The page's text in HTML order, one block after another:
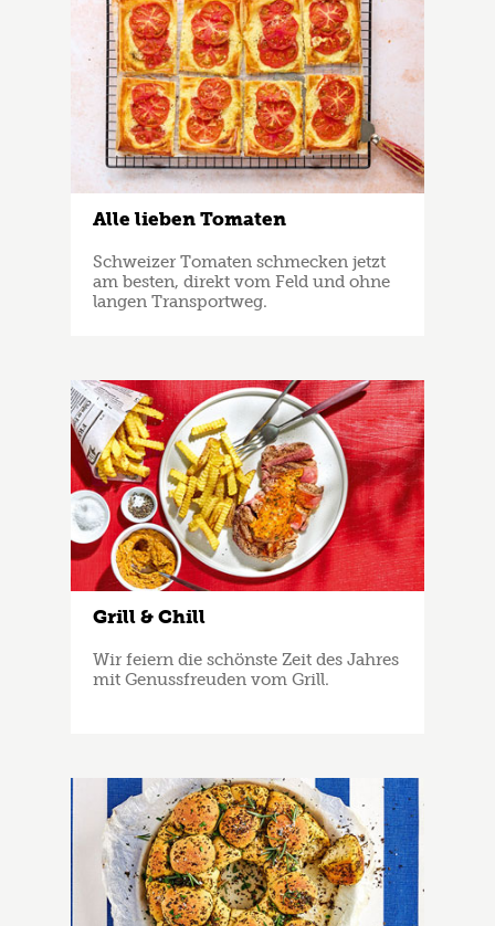
Alle lieben Tomaten
Schweizer Tomaten schmecken jetzt
am besten, direkt vom Feld und ohne
langen Transportweg.
Grill & Chill
Wir feiern die schönste Zeit des Jahres
mit Genussfreuden vom Grill.